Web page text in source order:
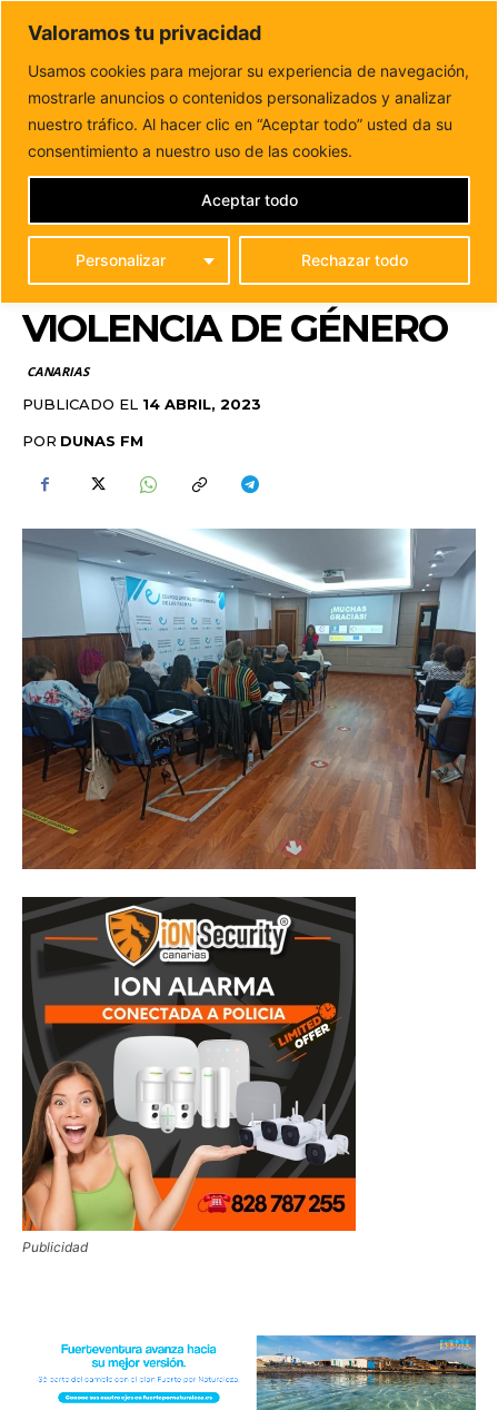
Valoramos tu privacidad
Usamos cookies para mejorar su experiencia de navegación,
mostrarle anuncios o contenidos personalizados y analizar
nuestro tráfico. Al hacer clic en “Aceptar todo” usted da su
consentimiento a nuestro uso de las cookies.
Personalizar Rechazar todo
Aceptar todo
DUNAS FM
Tu informacion de forma cercana
Inicio CANARIAS
Las enfermeras canarias piden poder
activar los protocolos de violencia de género
LAS ENFERMERAS
CANARIAS PIDEN
PODER ACTIVAR LOS
PROTOCOLOS DE
VIOLENCIA DE GÉNERO
CANARIAS
PUBLICADO EL 14 ABRIL, 2023
POR DUNAS FM
Publicidad